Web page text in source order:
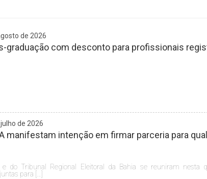
de 2026
graduação com desconto para profissionais
de 2026
manifestam intenção em firmar parceria para
e do Tribunal Regional Eleitoral da Bahia se reuniram nesta
para […]